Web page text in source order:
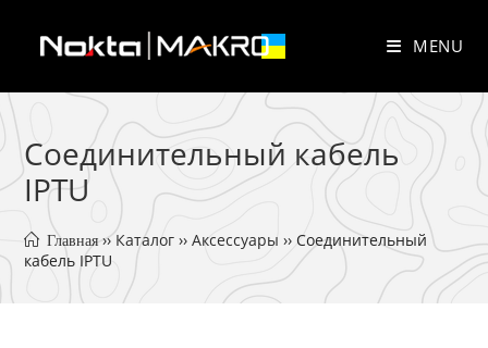
content
MENU
Соединительный кабель
IPTU
Главная ›› Каталог ›› Аксессуары ›› Соединительный
кабель IPTU